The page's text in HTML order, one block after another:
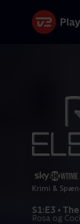
Krimi &
S1:E3 •
Rosa og